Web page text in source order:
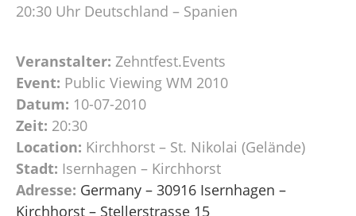
20:30 Uhr Deutschland – Spanien
Veranstalter: Zehntfest.Events
Event: Public Viewing WM 2010
Datum: 10-07-2010
Zeit: 20:30
Location: Kirchhorst – St. Nikolai (Gelände)
Stadt: Isernhagen – Kirchhorst
Adresse: Germany – 30916 Isernhagen –
Kirchhorst – Stellerstrasse 15